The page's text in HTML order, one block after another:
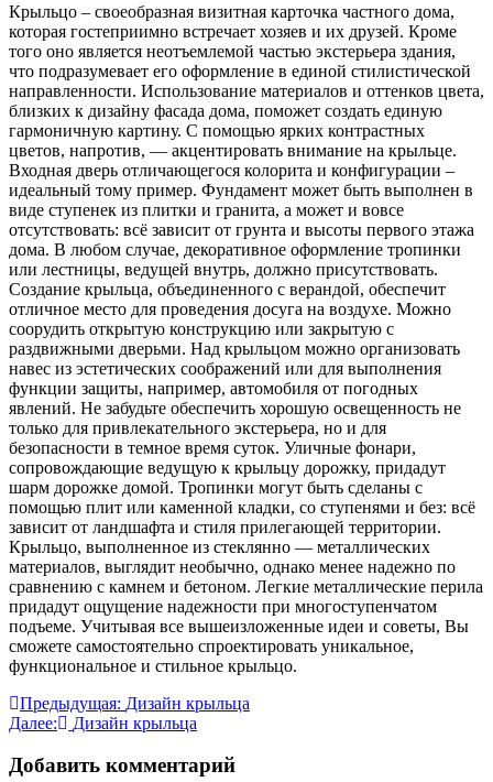
Крыльцо – своеобразная визитная карточка частного дома,
которая гостеприимно встречает хозяев и их друзей. Кроме
того оно является неотъемлемой частью экстерьера здания,
что подразумевает его оформление в единой стилистической
направленности. Использование материалов и оттенков цвета,
близких к дизайну фасада дома, поможет создать единую
гармоничную картину. С помощью ярких контрастных
цветов, напротив, — акцентировать внимание на крыльце.
Входная дверь отличающегося колорита и конфигурации –
идеальный тому пример. Фундамент может быть выполнен в
виде ступенек из плитки и гранита, а может и вовсе
отсутствовать: всё зависит от грунта и высоты первого этажа
дома. В любом случае, декоративное оформление тропинки
или лестницы, ведущей внутрь, должно присутствовать.
Создание крыльца, объединенного с верандой, обеспечит
отличное место для проведения досуга на воздухе. Можно
соорудить открытую конструкцию или закрытую с
раздвижными дверьми. Над крыльцом можно организовать
навес из эстетических соображений или для выполнения
функции защиты, например, автомобиля от погодных
явлений. Не забудьте обеспечить хорошую освещенность не
только для привлекательного экстерьера, но и для
безопасности в темное время суток. Уличные фонари,
сопровождающие ведущую к крыльцу дорожку, придадут
шарм дорожке домой. Тропинки могут быть сделаны с
помощью плит или каменной кладки, со ступенями и без: всё
зависит от ландшафта и стиля прилегающей территории.
Крыльцо, выполненное из стеклянно — металлических
материалов, выглядит необычно, однако менее надежно по
сравнению с камнем и бетоном. Легкие металлические перила
придадут ощущение надежности при многоступенчатом
подъеме. Учитывая все вышеизложенные идеи и советы, Вы
сможете самостоятельно спроектировать уникальное,
функциональное и стильное крыльцо.
Навигация
по
записям
Предыдущая: Дизайн крыльца
Далее:
Дизайн крыльца
Добавить комментарий